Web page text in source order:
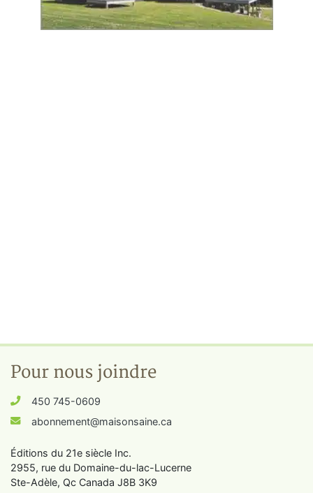
Pour nous joindre
450 745-0609
abonnement@maisonsaine.ca
Éditions du 21e siècle Inc.
2955, rue du Domaine-du-lac-Lucerne
Ste-Adèle, Qc Canada J8B 3K9